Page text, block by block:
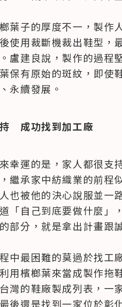
葉子的厚度不一，製作
使用裁斷機裁出鞋型，
盧建良說，製作的過程
保有原始的斑紋，即使
永續發展。
　成功找到加工廠
幸運的是，家人都很支
繼承家中紡織業的前程
也被他的決心說服並一
「自己到底要做什麼」
部分，就是拿出計畫跟
中最困難的莫過於找工
用檳榔葉來當成製作拖
灣的鞋廠製成列表，一
後還是找到一家位於彰